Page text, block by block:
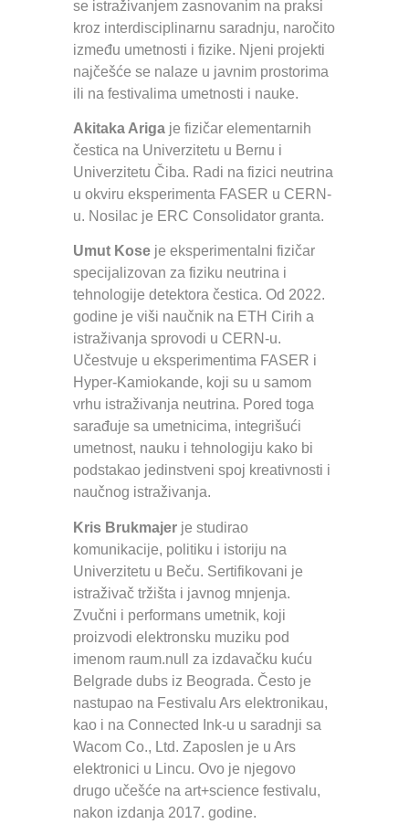
se istraživanjem zasnovanim na praksi
kroz interdisciplinarnu saradnju, naročito
između umetnosti i fizike. Njeni projekti
najčešće se nalaze u javnim prostorima
ili na festivalima umetnosti i nauke.
Akitaka Ariga je fizičar elementarnih
čestica na Univerzitetu u Bernu i
Univerzitetu Čiba. Radi na fizici neutrina
u okviru eksperimenta FASER u CERN-
u. Nosilac je ERC Consolidator granta.
Umut Kose je eksperimentalni fizičar
specijalizovan za fiziku neutrina i
tehnologije detektora čestica. Od 2022.
godine je viši naučnik na ETH Cirih a
istraživanja sprovodi u CERN-u.
Učestvuje u eksperimentima FASER i
Hyper-Kamiokande, koji su u samom
vrhu istraživanja neutrina. Pored toga
sarađuje sa umetnicima, integrišući
umetnost, nauku i tehnologiju kako bi
podstakao jedinstveni spoj kreativnosti i
naučnog istraživanja.
Kris Brukmajer je studirao
komunikacije, politiku i istoriju na
Univerzitetu u Beču. Sertifikovani je
istraživač tržišta i javnog mnjenja.
Zvučni i performans umetnik, koji
proizvodi elektronsku muziku pod
imenom raum.null za izdavačku kuću
Belgrade dubs iz Beograda. Često je
nastupao na Festivalu Ars elektronikau,
kao i na Connected Ink-u u saradnji sa
Wacom Co., Ltd. Zaposlen je u Ars
elektronici u Lincu. Ovo je njegovo
drugo učešće na art+science festivalu,
nakon izdanja 2017. godine.